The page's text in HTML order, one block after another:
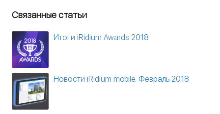
Связанные статьи
Итоги iRidium Awards 2018
Новости iRidium mobile. Февраль 2018